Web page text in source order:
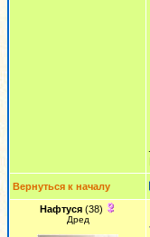
Вернуться к началу
Нафтуся (38)
Дред